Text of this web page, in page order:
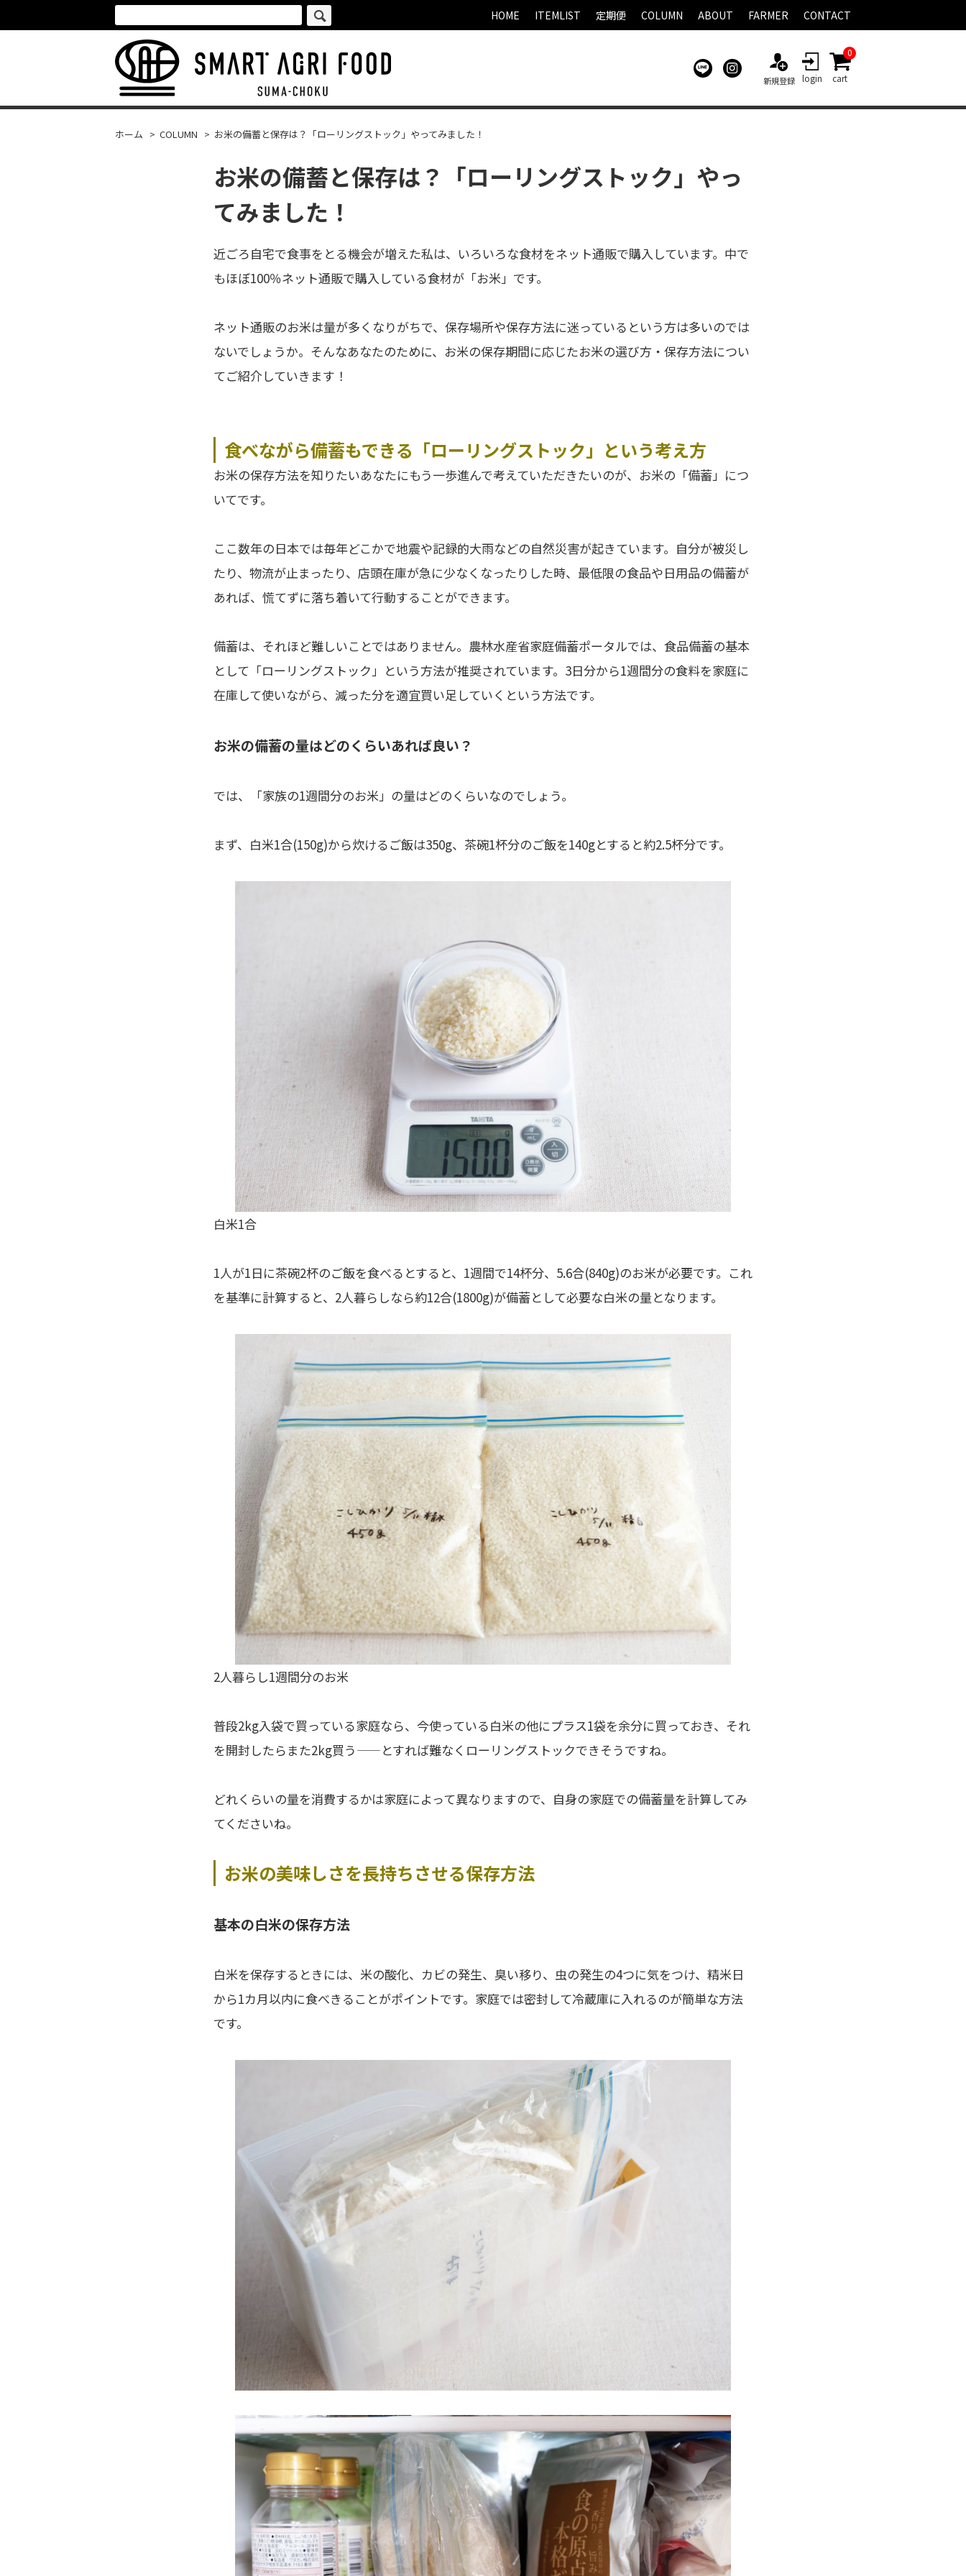
HOME ITEMLIST 定期便 COLUMN ABOUT FARMER CONTACT
新規登録 login cart
0
ホーム > COLUMN > お米の備蓄と保存は？「ローリングストック」やってみました！
お米の備蓄と保存は？「ローリングストック」やっ
てみました！
近ごろ自宅で食事をとる機会が増えた私は、いろいろな食材をネット通販で購入しています。中で
もほぼ100％ネット通販で購入している食材が「お米」です。
ネット通販のお米は量が多くなりがちで、保存場所や保存方法に迷っているという方は多いのでは
ないでしょうか。そんなあなたのために、お米の保存期間に応じたお米の選び方・保存方法につい
てご紹介していきます！
食べながら備蓄もできる「ローリングストック」という考え方
お米の保存方法を知りたいあなたにもう一歩進んで考えていただきたいのが、お米の「備蓄」につ
いてです。
ここ数年の日本では毎年どこかで地震や記録的大雨などの自然災害が起きています。自分が被災し
たり、物流が止まったり、店頭在庫が急に少なくなったりした時、最低限の食品や日用品の備蓄が
あれば、慌てずに落ち着いて行動することができます。
備蓄は、それほど難しいことではありません。 農林水産省家庭備蓄ポータルでは、食品備蓄の基本
として「ローリングストック」という方法が推奨されています。3日分から1週間分の食料を家庭に
在庫して使いながら、減った分を適宜買い足していくという方法です。
お米の備蓄の量はどのくらいあれば良い？
では、「家族の1週間分のお米」の量はどのくらいなのでしょう。
まず、白米1合(150g)から炊けるご飯は350g、茶碗1杯分のご飯を140gとすると約2.5杯分です。
白米1合
1人が1日に茶碗2杯のご飯を食べるとすると、1週間で14杯分、5.6合(840g)のお米が必要です。これ
を基準に計算すると、2人暮らしなら約12合(1800g)が備蓄として必要な白米の量となります。
2人暮らし1週間分のお米
普段2kg入袋で買っている家庭なら、今使っている白米の他にプラス1袋を余分に買っておき、それ
を開封したらまた2kg買う——とすれば難なくローリングストックできそうですね。
どれくらいの量を消費するかは家庭によって異なりますので、自身の家庭での備蓄量を計算してみ
てくださいね。
お米の美味しさを長持ちさせる保存方法
基本の白米の保存方法
白米を保存するときには、米の酸化、カビの発生、臭い移り、虫の発生の4つに気をつけ、精米日
から1カ月以内に食べきることがポイントです。家庭では密封して冷蔵庫に入れるのが簡単な方法
です。